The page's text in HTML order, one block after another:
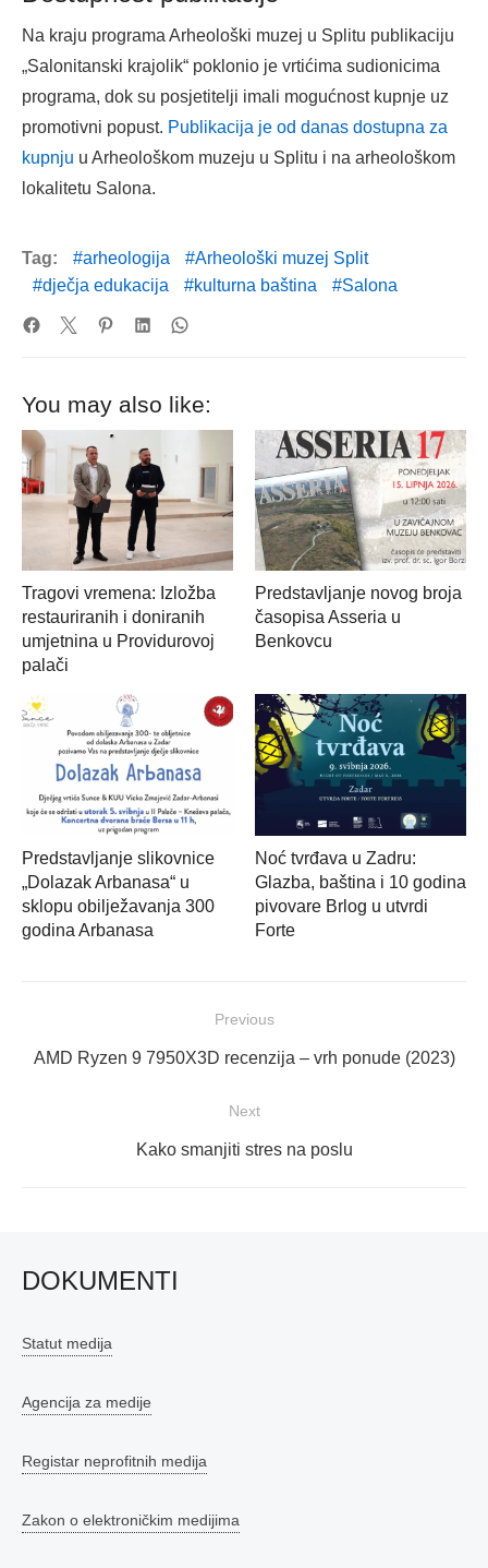
Na kraju programa Arheološki muzej u Splitu publikaciju
„Salonitanski krajolik“ poklonio je vrtićima sudionicima
programa, dok su posjetitelji imali mogućnost kupnje uz
promotivni popust. Publikacija je od danas dostupna za
kupnju u Arheološkom muzeju u Splitu i na arheološkom
lokalitetu Salona.
Tag: arheologija
Arheološki muzej Split
dječja edukacija
kulturna baština Salona
You may also like:
Tragovi vremena: Izložba
restauriranih i doniranih
umjetnina u Providurovoj
palači
Predstavljanje novog broja
časopisa Asseria u
Benkovcu
Predstavljanje slikovnice
„Dolazak Arbanasa“ u
sklopu obilježavanja 300
godina Arbanasa
Noć tvrđava u Zadru:
Glazba, baština i 10 godina
pivovare Brlog u utvrdi
Forte
objava
Previous
Previous
AMD Ryzen 9 7950X3D recenzija – vrh ponude (2023)
Next
Next
Kako smanjiti stres na poslu
DOKUMENTI
Statut medija
Agencija za medije
Registar neprofitnih medija
Zakon o elektroničkim medijima